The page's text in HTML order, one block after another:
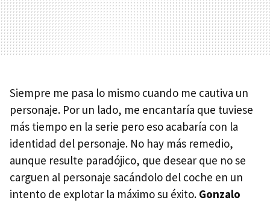
Siempre me pasa lo mismo cuando me cautiva un
personaje. Por un lado, me encantaría que tuviese
más tiempo en la serie pero eso acabaría con la
identidad del personaje. No hay más remedio,
aunque resulte paradójico, que desear que no se
carguen al personaje sacándolo del coche en un
intento de explotar la máximo su éxito. Gonzalo